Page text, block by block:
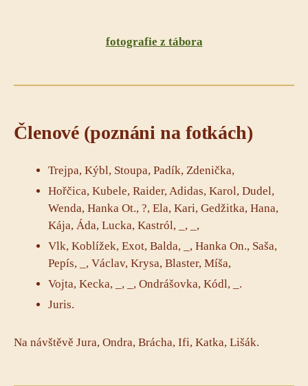
fotografie z tábora
Členové (poznáni na fotkách)
Trejpa, Kýbl, Stoupa, Padík, Zdenička,
Hořčica, Kubele, Raider, Adidas, Karol, Dudel,
Wenda, Hanka Ot., ?, Ela, Kari, Gedžitka, Hana,
Kája, Áda, Lucka, Kastról, _, _,
Vlk, Koblížek, Exot, Balda, _, Hanka On., Saša,
Pepís, _, Václav, Krysa, Blaster, Míša,
Vojta, Kecka, _, _, Ondrášovka, Kódl, _.
Juris.
Na návštěvě Jura, Ondra, Brácha, Ifi, Katka, Lišák.